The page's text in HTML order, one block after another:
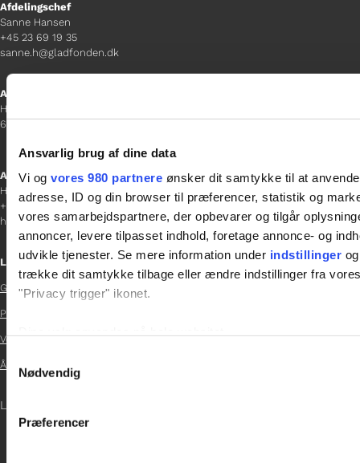
Ansvarlig brug af dine data
Vi og vores 980 partnere ønsker dit samtykke til at
adresse, ID og din browser til præferencer, statistik og
vores samarbejdspartnere, der opbevarer og tilgår
annoncer, levere tilpasset indhold, foretage annonce- og
udvikle tjenester. Se mere information under indstillinger
trække dit samtykke tilbage eller ændre indstillinger fra
"Privacy trigger" ikonet.
Vi bruger cookies til at tilpasse vores indhold og annoncer,
data med andre oplysninger, du har givet dem, eller som de
Nødvendig
Præferencer
Afdelingschef
Sanne Hansen
+45 23 69 19 35
sanne.h@gladfonden.dk
Aabenraa
H P Hanssens Gade 23, 2.
6200 Aabenraa
Afdelingschef
Helene Teichert
+45 29 37 32 41
helene.t@gladfonden.dk
Links
Glad Fonden
Persondatapolitik
Vedtægter
Årsrapport 2024
LOG IND
